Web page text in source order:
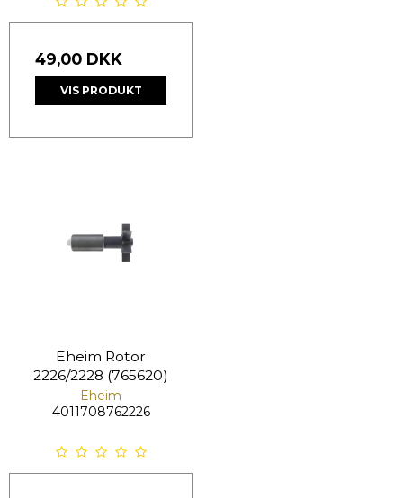
49,00 DKK
VIS PRODUKT
Eheim Rotor
2226/2228 (765620)
Eheim
4011708762226